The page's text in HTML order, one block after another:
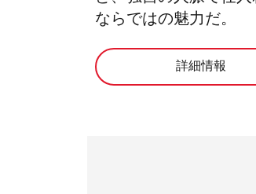
ならではの魅力だ。
詳細情報